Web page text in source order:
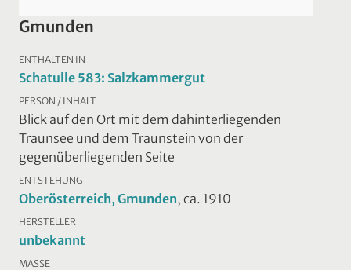
Gmunden
ENTHALTEN IN
Schatulle 583: Salzkammergut
PERSON / INHALT
Blick auf den Ort mit dem dahinterliegenden
Traunsee und dem Traunstein von der
gegenüberliegenden Seite
ENTSTEHUNG
Oberösterreich, Gmunden, ca. 1910
HERSTELLER
unbekannt
MASSE